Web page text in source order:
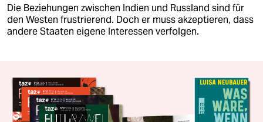
Die Beziehungen zwischen Indien und Russland sind für
den Westen frustrierend. Doch er muss akzeptieren, dass
andere Staaten eigene Interessen verfolgen.